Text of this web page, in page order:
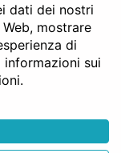
statuto
dati dei nostri
mostrare
di
informazioni sui